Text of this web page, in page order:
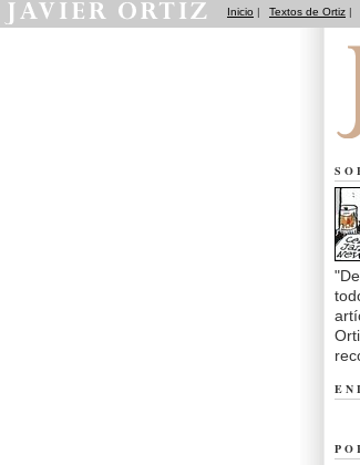
Inicio | Textos de Ortiz |